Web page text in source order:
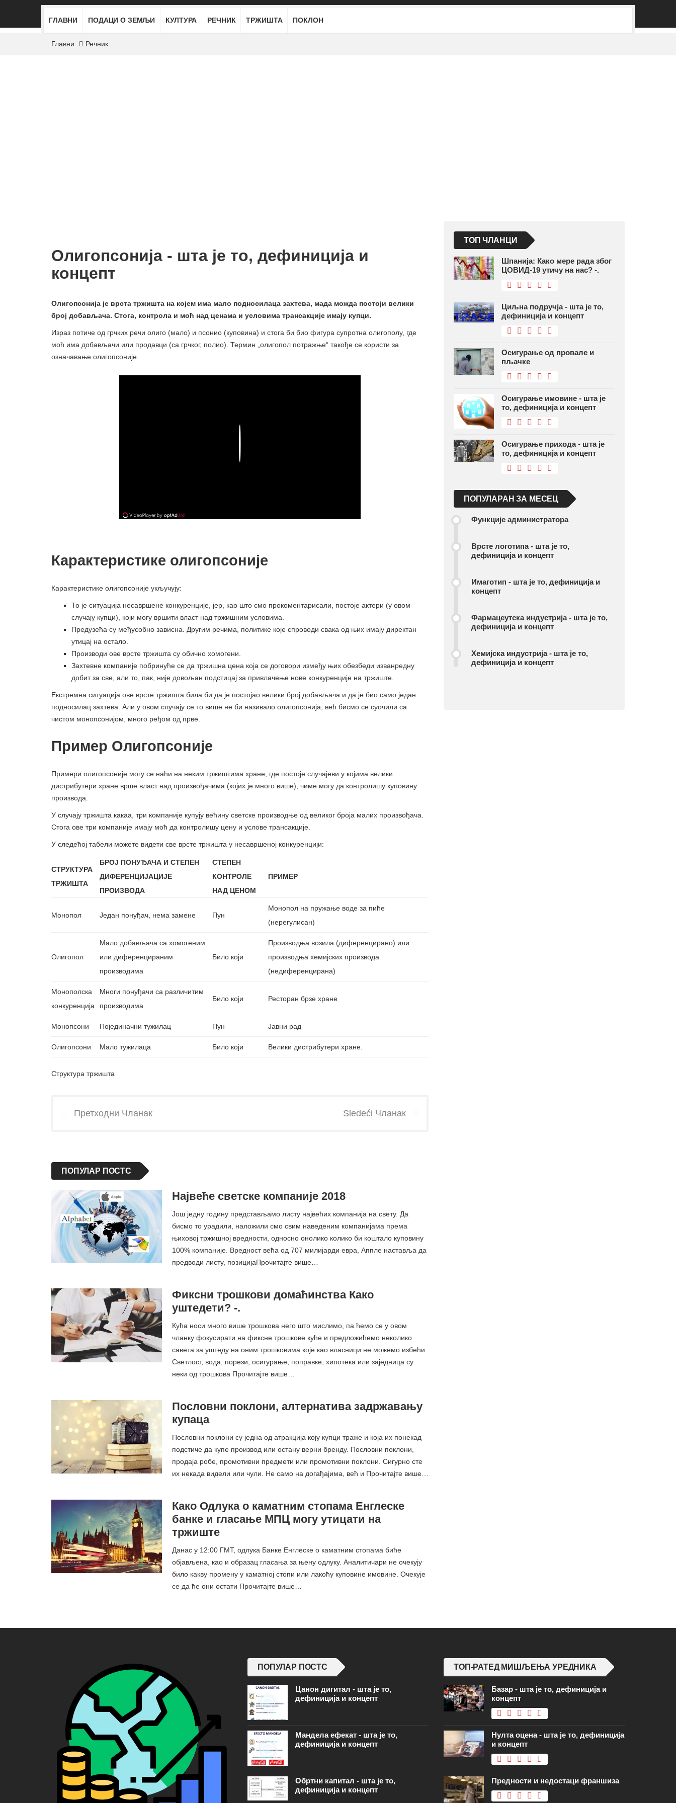
ГЛАВНИ ПОДАЦИ О ЗЕМЉИ КУЛТУРА РЕЧНИК ТРЖИШТА ПОКЛОН
Главни Речник
Олигопсонија - шта је то, дефиниција и
концепт
Олигопсонија је врста тржишта на којем има мало подносилаца захтева, мада можда постоји велики
број добављача. Стога, контрола и моћ над ценама и условима трансакције имају купци.
Израз потиче од грчких речи олиго (мало) и псонио (куповина) и стога би био фигура супротна олигополу, где
моћ има добављачи или продавци (са грчког, полио). Термин „олигопол потражње“ такође се користи за
означавање олигопсоније.
Карактеристике олигопсоније
Карактеристике олигопсоније укључују:
То је ситуација несавршене конкуренције, јер, као што смо прокоментарисали, постоје актери (у овом
случају купци), који могу вршити власт над тржишним условима.
Предузећа су међусобно зависна. Другим речима, политике које спроводи свака од њих имају директан
утицај на остало.
Производи ове врсте тржишта су обично хомогени.
Захтевне компаније побринуће се да тржишна цена која се договори између њих обезбеди изванредну
добит за све, али то, пак, није довољан подстицај за привлачење нове конкуренције на тржиште.
Екстремна ситуација ове врсте тржишта била би да је постојао велики број добављача и да је био само један
подносилац захтева. Али у овом случају се то више не би називало олигопсонија, већ бисмо се суочили са
чистом монопсонијом, много ређом од прве.
Пример Олигопсоније
Примери олигопсоније могу се наћи на неким тржиштима хране, где постоје случајеви у којима велики
дистрибутери хране врше власт над произвођачима (којих је много више), чиме могу да контролишу куповину
производа.
У случају тржишта какаа, три компаније купују већину светске производње од великог броја малих произвођача.
Стога ове три компаније имају моћ да контролишу цену и услове трансакције.
У следећој табели можете видети све врсте тржишта у несавршеној конкуренцији:
СТРУКТУРА
ТРЖИШТА
БРОЈ ПОНУЂАЧА И СТЕПЕН
ДИФЕРЕНЦИЈАЦИЈЕ
ПРОИЗВОДА
СТЕПЕН
КОНТРОЛЕ
НАД ЦЕНОМ
ПРИМЕР
Монопол Један понуђач, нема замене Пун
Монопол на пружање воде за пиће
(нерегулисан)
Олигопол
Мало добављача са хомогеним
или диференцираним
производима
Било који
Производња возила (диференцирано) или
производња хемијских производа
(недиференцирана)
Монополска
конкуренција
Многи понуђачи са различитим
производима
Било који Ресторан брзе хране
Монопсони Појединачни тужилац Пун Јавни рад
Олигопсони Мало тужилаца Било који Велики дистрибутери хране.
Структура тржишта
Претходни Чланак Sledeći Чланак
ПОПУЛАР ПОСТС
Највеће светске компаније 2018
Још једну годину представљамо листу највећих компанија на свету. Да
бисмо то урадили, наложили смо свим наведеним компанијама према
њиховој тржишној вредности, односно онолико колико би коштало куповину
100% компаније. Вредност већа од 707 милијарди евра, Аппле наставља да
предводи листу, позицијаПрочитајте више…
Фиксни трошкови домаћинства Како
уштедети? -.
Кућа носи много више трошкова него што мислимо, па ћемо се у овом
чланку фокусирати на фиксне трошкове куће и предложићемо неколико
савета за уштеду на оним трошковима које као власници не можемо избећи.
Светлост, вода, порези, осигурање, поправке, хипотека или заједница су
неки од трошкова Прочитајте више…
Пословни поклони, алтернатива задржавању
купаца
Пословни поклони су једна од атракција коју купци траже и која их понекад
подстиче да купе производ или остану верни бренду. Пословни поклони,
продаја робе, промотивни предмети или промотивни поклони. Сигурно сте
их некада видели или чули. Не само на догађајима, већ и Прочитајте више…
Како Одлука о каматним стопама Енглеске
банке и гласање МПЦ могу утицати на
тржиште
Данас у 12:00 ГМТ, одлука Банке Енглеске о каматним стопама биће
објављена, као и образац гласања за њену одлуку. Аналитичари не очекују
било какву промену у каматној стопи или лакоћу куповине имовине. Очекује
се да ће они остати Прочитајте више…
ТОП ЧЛАНЦИ
Шпанија: Како мере рада због
ЦОВИД-19 утичу на нас? -.
Циљна подручја - шта је то,
дефиниција и концепт
Осигурање од провале и
пљачке
Осигурање имовине - шта је
то, дефиниција и концепт
Осигурање прихода - шта је
то, дефиниција и концепт
ПОПУЛАРАН ЗА МЕСЕЦ
Функције администратора
Врсте логотипа - шта је то,
дефиниција и концепт
Имаготип - шта је то, дефиниција и
концепт
Фармацеутска индустрија - шта је то,
дефиниција и концепт
Хемијска индустрија - шта је то,
дефиниција и концепт
ПОПУЛАР ПОСТС
Цанон дигитал - шта је то,
дефиниција и концепт
Мандела ефекат - шта је то,
дефиниција и концепт
Обртни капитал - шта је то,
дефиниција и концепт
ТОП-РАТЕД МИШЉЕЊА УРЕДНИКА
Базар - шта је то, дефиниција и
концепт
Нулта оцена - шта је то, дефиниција
и концепт
Предности и недостаци франшиза